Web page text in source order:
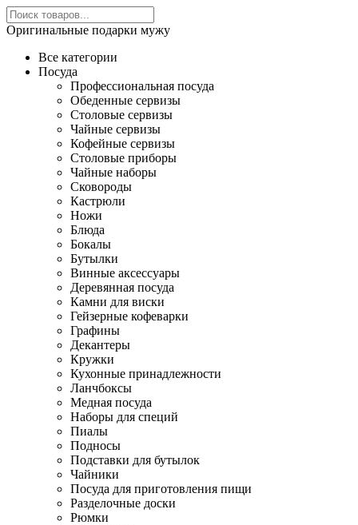
Оригинальные подарки мужу
Все категории
Посуда
Профессиональная посуда
Обеденные сервизы
Столовые сервизы
Чайные сервизы
Кофейные сервизы
Столовые приборы
Чайные наборы
Сковороды
Кастрюли
Ножи
Блюда
Бокалы
Бутылки
Винные аксессуары
Деревянная посуда
Камни для виски
Гейзерные кофеварки
Графины
Декантеры
Кружки
Кухонные принадлежности
Ланчбоксы
Медная посуда
Наборы для специй
Пиалы
Подносы
Подставки для бутылок
Чайники
Посуда для приготовления пищи
Разделочные доски
Рюмки